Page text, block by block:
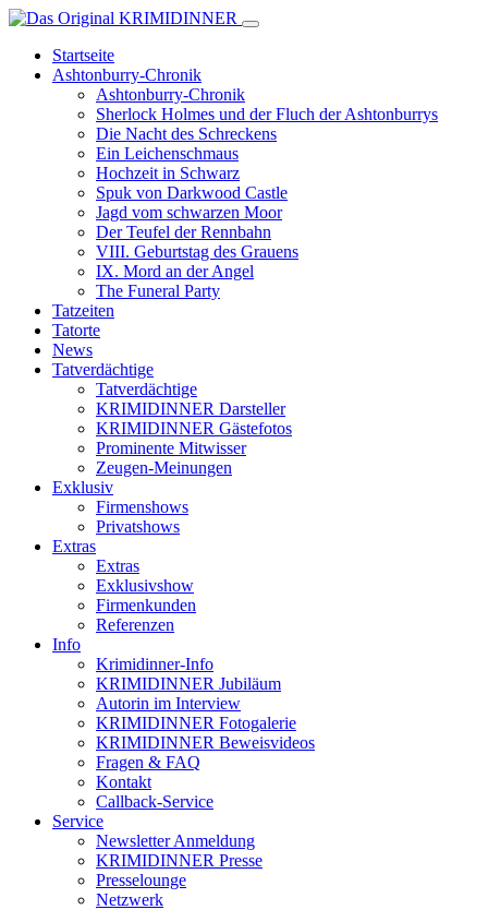
Startseite
Ashtonburry-Chronik
Ashtonburry-Chronik
Sherlock Holmes und der Fluch der Ashtonburrys
Die Nacht des Schreckens
Ein Leichenschmaus
Hochzeit in Schwarz
Spuk von Darkwood Castle
Jagd vom schwarzen Moor
Der Teufel der Rennbahn
VIII. Geburtstag des Grauens
IX. Mord an der Angel
The Funeral Party
Tatzeiten
Tatorte
News
Tatverdächtige
Tatverdächtige
KRIMIDINNER Darsteller
KRIMIDINNER Gästefotos
Prominente Mitwisser
Zeugen-Meinungen
Exklusiv
Firmenshows
Privatshows
Extras
Extras
Exklusivshow
Firmenkunden
Referenzen
Info
Krimidinner-Info
KRIMIDINNER Jubiläum
Autorin im Interview
KRIMIDINNER Fotogalerie
KRIMIDINNER Beweisvideos
Fragen & FAQ
Kontakt
Callback-Service
Service
Newsletter Anmeldung
KRIMIDINNER Presse
Presselounge
Netzwerk